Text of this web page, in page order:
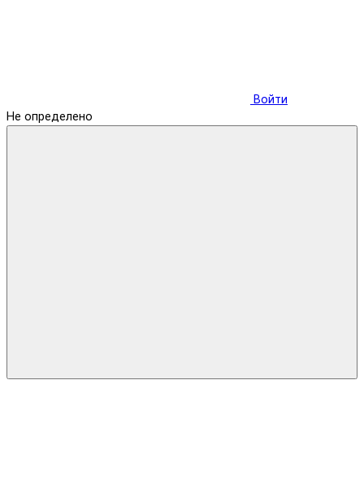
Войти
Не определено